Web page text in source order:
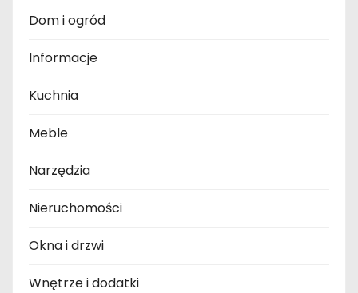
Dom i ogród
Informacje
Kuchnia
Meble
Narzędzia
Nieruchomości
Okna i drzwi
Wnętrze i dodatki